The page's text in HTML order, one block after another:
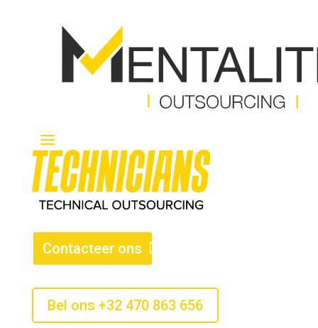
Contacteer ons
Bel ons +32 470 863 656